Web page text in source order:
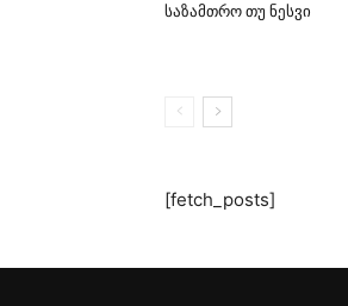
საზამთრო თუ ნესვი
[fetch_posts]